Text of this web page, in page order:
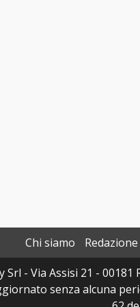
Chi siamo Redazione
- Via Assisi 21 -
senza alcuna